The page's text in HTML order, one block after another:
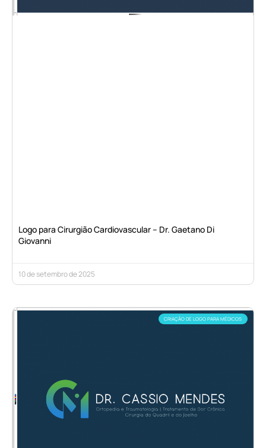
Logo para Cirurgião Cardiovascular – Dr. Gaetano Di
Giovanni
10 de setembro de 2025
CRIAÇÃO DE LOGO PARA MÉDICOS